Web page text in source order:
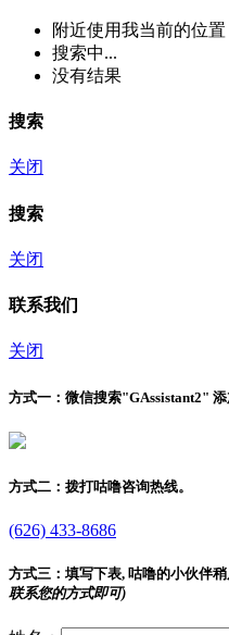
附近使用我当前的位置
搜索中...
没有结果
搜索
关闭
搜索
关闭
联系我们
关闭
方式一： 微信搜索"GAssistant2" 添
方式二： 拨打咕噜咨询热线。
(626) 433-8686
方式三： 填写下表, 咕噜的小伙伴
联系您的方式即可)